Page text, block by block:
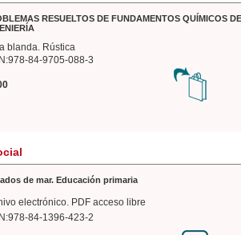
RESUELTOS DE FUNDAMENTOS QUÍMICOS
blanda. Rústica
84-9705-088-3
de mar. Educación primaria
electrónico. PDF acceso libre
84-1396-423-2